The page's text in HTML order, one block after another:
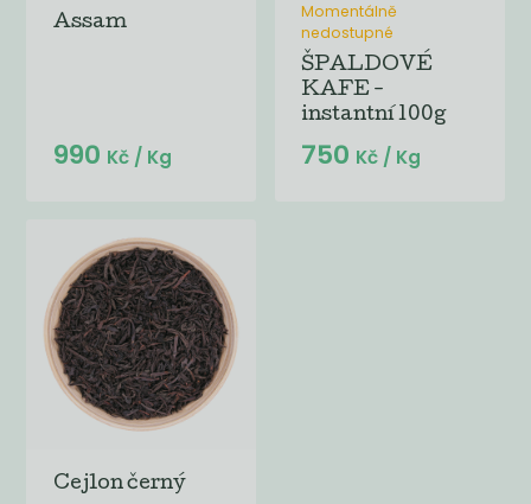
Assam
990 Kč / Kg
Momentálně
nedostupné
ŠPALDOVÉ
KAFE -
instantní 100g
750 Kč / Kg
Cejlon černý